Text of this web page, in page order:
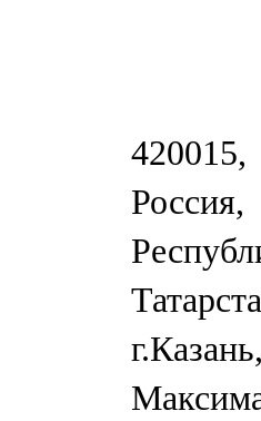
420015,
Россия,